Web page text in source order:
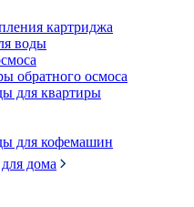
картриджа
воды
обратного осмоса
для квартиры
для кофемашин
дома